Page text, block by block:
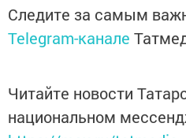
Следите за самым
Telegram-канале
Читайте новости
национальном